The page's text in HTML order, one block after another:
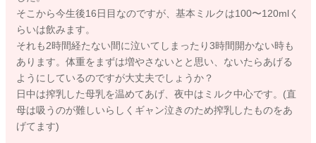
そこから今生後16日目なのですが、基本ミルクは100〜120mlく
らいは飲みます。
それも2時間経たない間に泣いてしまったり3時間開かない時も
あります。体重をまずは増やさないとと思い、ないたらあげる
ようにしているのですが大丈夫でしょうか？
日中は搾乳した母乳を温めてあげ、夜中はミルク中心です。(直
母は吸うのが難しいらしくギャン泣きのため搾乳したものをあ
げてます)